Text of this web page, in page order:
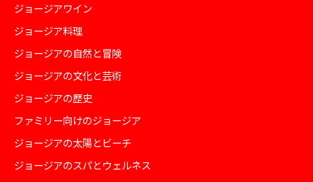
ジョージアワイン
ジョージア料理
ジョージアの自然と冒険
ジョージアの文化と芸術
ジョージアの歴史
ファミリー向けのジョージア
ジョージアの太陽とビーチ
ジョージアのスパとウェルネス